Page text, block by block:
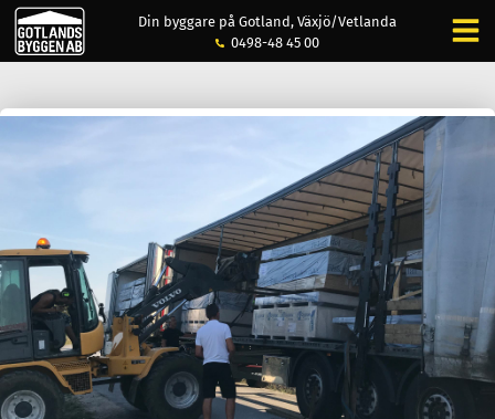
Din byggare på Gotland, Växjö/Vetlanda
0498-48 45 00